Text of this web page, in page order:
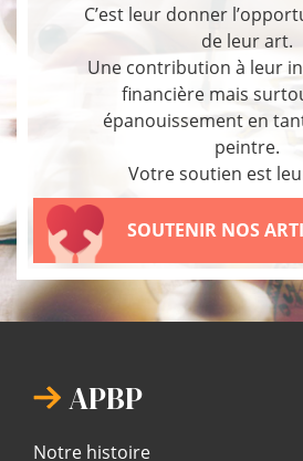
C’est leur donner
de leur art.
Une contribution à leur
financière mais
épanouissement en
peintre.
Votre soutien est
SOUTENIR NOS
APBP
Notre histoire